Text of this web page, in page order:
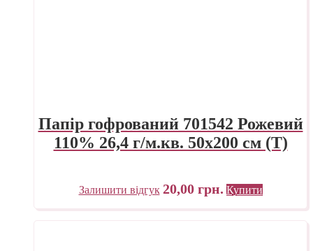
Папір гофрований 701542 Рожевий
110% 26,4 г/м.кв. 50х200 см (Т)
Залишити відгук 20,00 грн. Купити